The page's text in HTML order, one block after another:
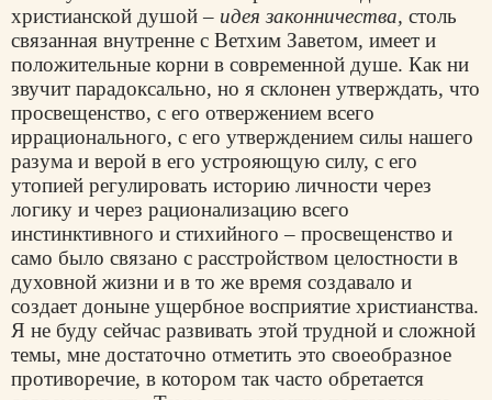
христианской душой – идея законничества, столь
связанная внутренне с Ветхим Заветом, имеет и
положительные корни в современной душе. Как ни
звучит парадоксально, но я склонен утверждать, что
просвещенство, с его отвержением всего
иррационального, с его утверждением силы нашего
разума и верой в его устрояющую силу, с его
утопией регулировать историю личности через
логику и через рационализацию всего
инстинктивного и стихийного – просвещенство и
само было связано с расстройством целостности в
духовной жизни и в то же время создавало и
создает доныне ущербное восприятие христианства.
Я не буду сейчас развивать этой трудной и сложной
темы, мне достаточно отметить это своеобразное
противоречие, в котором так часто обретается